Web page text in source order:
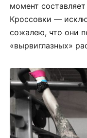
момент
Кроссовки —
сожалею, что они
«вырвиглазных»